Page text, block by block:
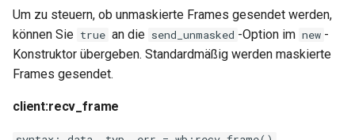
Um zu steuern, ob unmaskierte Frames gesendet werden,
können Sie true an die send_unmasked -Option im new -
Konstruktor übergeben. Standardmäßig werden maskierte
Frames gesendet.
client:recv_frame